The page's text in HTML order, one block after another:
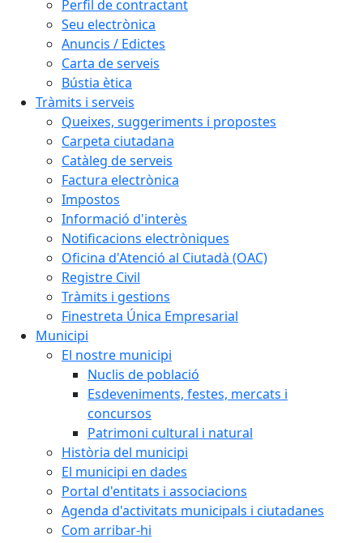
Perfil de contractant
Seu electrònica
Anuncis / Edictes
Carta de serveis
Bústia ètica
Tràmits i serveis
Queixes, suggeriments i propostes
Carpeta ciutadana
Catàleg de serveis
Factura electrònica
Impostos
Informació d'interès
Notificacions electròniques
Oficina d'Atenció al Ciutadà (OAC)
Registre Civil
Tràmits i gestions
Finestreta Única Empresarial
Municipi
El nostre municipi
Nuclis de població
Esdeveniments, festes, mercats i
concursos
Patrimoni cultural i natural
Història del municipi
El municipi en dades
Portal d'entitats i associacions
Agenda d'activitats municipals i ciutadanes
Com arribar-hi